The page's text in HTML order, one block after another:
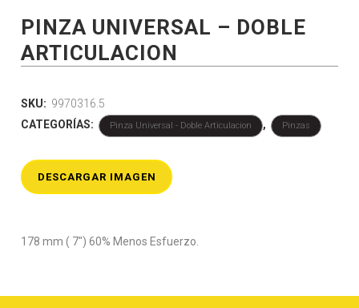
PINZA UNIVERSAL – DOBLE
ARTICULACION
SKU: 9970316.5
CATEGORÍAS:
Pinza Universal - Doble Articulacion , Pinzas
DESCARGAR IMAGEN
178 mm ( 7″) 60% Menos Esfuerzo.